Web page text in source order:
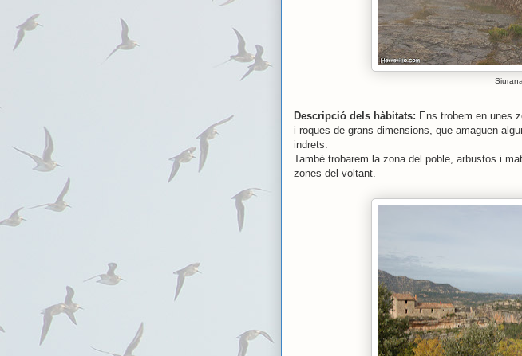
Descripció dels hàbitats: Ens trobem en unes
i roques de grans dimensions, que amaguen
indrets.
També trobarem la zona del poble, arbustos i
zones del voltant.